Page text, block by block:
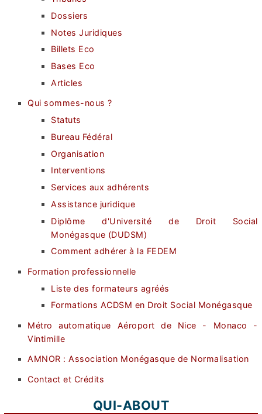
Dossiers
Notes Juridiques
Billets Eco
Bases Eco
Articles
Qui sommes-nous ?
Statuts
Bureau Fédéral
Organisation
Interventions
Services aux adhérents
Assistance juridique
Diplôme d'Université de Droit Social
Monégasque (DUDSM)
Comment adhérer à la FEDEM
Formation professionnelle
Liste des formateurs agréés
Formations ACDSM en Droit Social Monégasque
Métro automatique Aéroport de Nice - Monaco -
Vintimille
AMNOR : Association Monégasque de Normalisation
Contact et Crédits
QUI-ABOUT